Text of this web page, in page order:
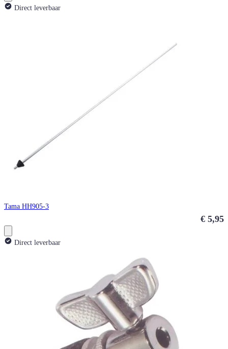
Direct leverbaar
Tama HH905-3
€ 5,95
Direct leverbaar